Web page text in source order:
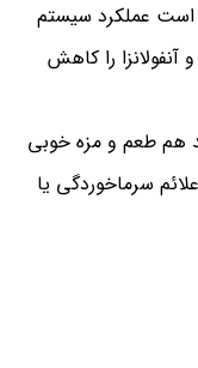
است عملکرد سیستم
را کاهش
هم طعم و مزه خوبی
سرماخوردگی یا